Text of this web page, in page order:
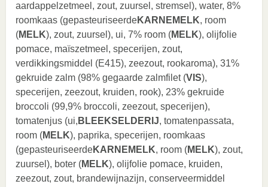
aardappelzetmeel, zout, zuursel, stremsel), water, 8%
roomkaas (gepasteuriseerdeKARNEMELK, room
(MELK), zout, zuursel), ui, 7% room (MELK), olijfolie
pomace, maïszetmeel, specerijen, zout,
verdikkingsmiddel (E415), zeezout, rookaroma), 31%
gekruide zalm (98% gegaarde zalmfilet (VIS),
specerijen, zeezout, kruiden, rook), 23% gekruide
broccoli (99,9% broccoli, zeezout, specerijen),
tomatenjus (ui, BLEEKSELDERIJ, tomatenpassata,
room (MELK), paprika, specerijen, roomkaas
(gepasteuriseerdeKARNEMELK, room (MELK), zout,
zuursel), boter (MELK), olijfolie pomace, kruiden,
zeezout, zout, brandewijnazijn, conserveermiddel